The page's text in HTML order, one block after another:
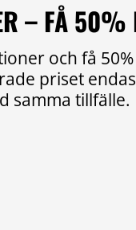
– FÅ 50%
och få
priset
samma tillfälle.